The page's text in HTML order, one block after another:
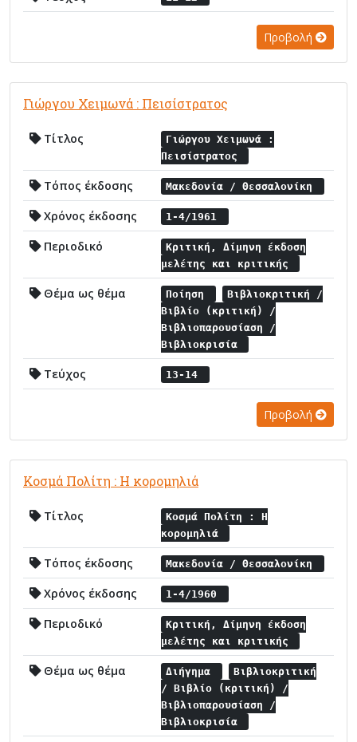
Προβολή
Γιώργου Χειμωνά : Πεισίστρατος
Τίτλος
Γιώργου Χειμωνά :
Πεισίστρατος
Τόπος έκδοσης Μακεδονία / Θεσσαλονίκη
Χρόνος έκδοσης 1-4/1961
Περιοδικό
Κριτική, Δίμηνη έκδοση
μελέτης και κριτικής
Θέμα ως θέμα Ποίηση
Βιβλιοκριτική /
Βιβλίο (κριτική) /
Βιβλιοπαρουσίαση /
Βιβλιοκρισία
Τεύχος 13-14
Προβολή
Κοσμά Πολίτη : Η κορομηλιά
Τίτλος
Κοσμά Πολίτη : Η
κορομηλιά
Τόπος έκδοσης Μακεδονία / Θεσσαλονίκη
Χρόνος έκδοσης 1-4/1960
Περιοδικό
Κριτική, Δίμηνη έκδοση
μελέτης και κριτικής
Θέμα ως θέμα Διήγημα
Βιβλιοκριτική
/ Βιβλίο (κριτική) /
Βιβλιοπαρουσίαση /
Βιβλιοκρισία